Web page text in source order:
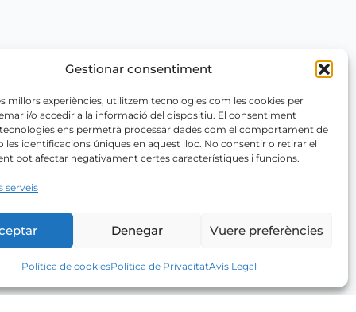
Gestionar consentiment
millors experiències, utilitzem tecnologies com les cookies per
i/o accedir a la informació del dispositiu. El consentiment
ens permetrà processar dades com el comportament de
les identificacions úniques en aquest lloc. No consentir o retirar el
pot afectar negativament certes característiques i funcions.
serveis
Denegar Vuere preferències
Política de cookiesPolítica de PrivacitatAvís Legal